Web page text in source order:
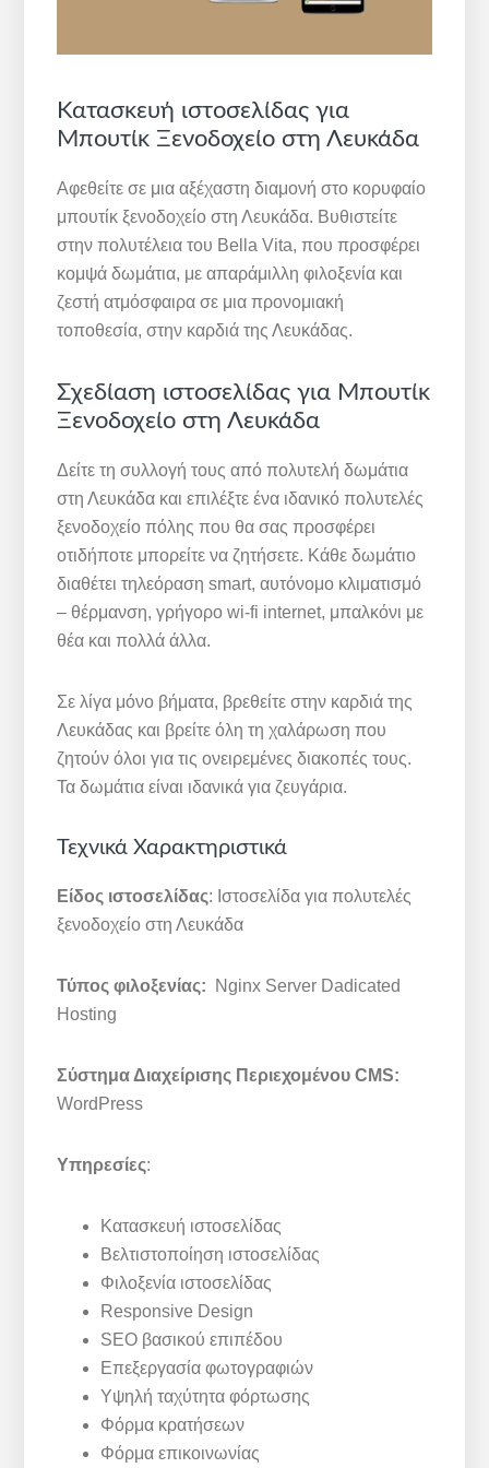
Κατασκευή ιστοσελίδας για
Μπουτίκ Ξενοδοχείο στη Λευκάδα
Αφεθείτε σε μια αξέχαστη διαμονή στο κορυφαίο
μπουτίκ ξενοδοχείο στη Λευκάδα. Βυθιστείτε
στην πολυτέλεια του Bella Vita, που προσφέρει
κομψά δωμάτια, με απαράμιλλη φιλοξενία και
ζεστή ατμόσφαιρα σε μια προνομιακή
τοποθεσία, στην καρδιά της Λευκάδας.
Σχεδίαση ιστοσελίδας για Μπουτίκ
Ξενοδοχείο στη Λευκάδα
Δείτε τη συλλογή τους από πολυτελή δωμάτια
στη Λευκάδα και επιλέξτε ένα ιδανικό πολυτελές
ξενοδοχείο πόλης που θα σας προσφέρει
οτιδήποτε μπορείτε να ζητήσετε. Κάθε δωμάτιο
διαθέτει τηλεόραση smart, αυτόνομο κλιματισμό
– θέρμανση, γρήγορο wi-fi internet, μπαλκόνι με
θέα και πολλά άλλα.
Σε λίγα μόνο βήματα, βρεθείτε στην καρδιά της
Λευκάδας και βρείτε όλη τη χαλάρωση που
ζητούν όλοι για τις ονειρεμένες διακοπές τους.
Τα δωμάτια είναι ιδανικά για ζευγάρια.
Τεχνικά Χαρακτηριστικά
Είδος ιστοσελίδας: Ιστοσελίδα για πολυτελές
ξενοδοχείο στη Λευκάδα
Τύπος φιλοξενίας: Nginx Server Dadicated
Hosting
Σύστημα Διαχείρισης Περιεχομένου CMS:
WordPress
Υπηρεσίες:
Κατασκευή ιστοσελίδας
Βελτιστοποίηση ιστοσελίδας
Φιλοξενία ιστοσελίδας
Responsive Design
SEO βασικού επιπέδου
Επεξεργασία φωτογραφιών
Υψηλή ταχύτητα φόρτωσης
Φόρμα κρατήσεων
Φόρμα επικοινωνίας